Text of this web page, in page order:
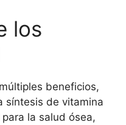
los
beneficios,
síntesis de vitamina
la salud ósea,